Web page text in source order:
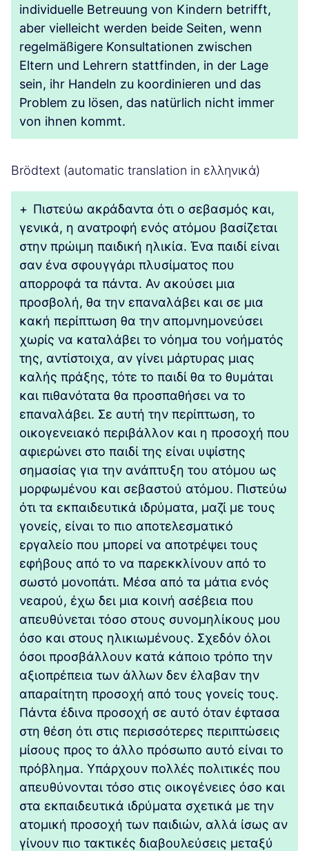
individuelle Betreuung von Kindern betrifft,
aber vielleicht werden beide Seiten, wenn
regelmäßigere Konsultationen zwischen
Eltern und Lehrern stattfinden, in der Lage
sein, ihr Handeln zu koordinieren und das
Problem zu lösen, das natürlich nicht immer
von ihnen kommt.
Brödtext (automatic translation in ελληνικά)
+ Πιστεύω ακράδαντα ότι ο σεβασμός και,
γενικά, η ανατροφή ενός ατόμου βασίζεται
στην πρώιμη παιδική ηλικία. Ένα παιδί είναι
σαν ένα σφουγγάρι πλυσίματος που
απορροφά τα πάντα. Αν ακούσει μια
προσβολή, θα την επαναλάβει και σε μια
κακή περίπτωση θα την απομνημονεύσει
χωρίς να καταλάβει το νόημα του νοήματός
της, αντίστοιχα, αν γίνει μάρτυρας μιας
καλής πράξης, τότε το παιδί θα το θυμάται
και πιθανότατα θα προσπαθήσει να το
επαναλάβει. Σε αυτή την περίπτωση, το
οικογενειακό περιβάλλον και η προσοχή που
αφιερώνει στο παιδί της είναι υψίστης
σημασίας για την ανάπτυξη του ατόμου ως
μορφωμένου και σεβαστού ατόμου. Πιστεύω
ότι τα εκπαιδευτικά ιδρύματα, μαζί με τους
γονείς, είναι το πιο αποτελεσματικό
εργαλείο που μπορεί να αποτρέψει τους
εφήβους από το να παρεκκλίνουν από το
σωστό μονοπάτι. Μέσα από τα μάτια ενός
νεαρού, έχω δει μια κοινή ασέβεια που
απευθύνεται τόσο στους συνομηλίκους μου
όσο και στους ηλικιωμένους. Σχεδόν όλοι
όσοι προσβάλλουν κατά κάποιο τρόπο την
αξιοπρέπεια των άλλων δεν έλαβαν την
απαραίτητη προσοχή από τους γονείς τους.
Πάντα έδινα προσοχή σε αυτό όταν έφτασα
στη θέση ότι στις περισσότερες περιπτώσεις
μίσους προς το άλλο πρόσωπο αυτό είναι το
πρόβλημα. Υπάρχουν πολλές πολιτικές που
απευθύνονται τόσο στις οικογένειες όσο και
στα εκπαιδευτικά ιδρύματα σχετικά με την
ατομική προσοχή των παιδιών, αλλά ίσως αν
γίνουν πιο τακτικές διαβουλεύσεις μεταξύ